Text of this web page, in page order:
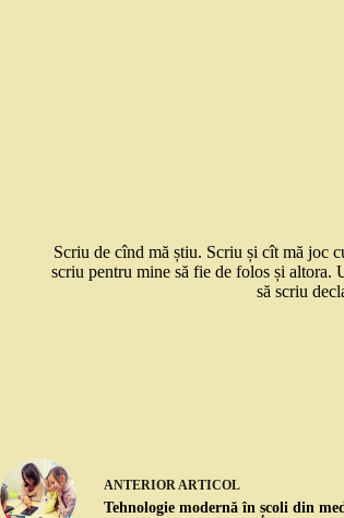
Scriu de cînd mă știu. Scriu și cît mă joc
scriu pentru mine să fie de folos și altora.
să scriu
ANTERIORARTICOL
Tehnologie modernă în școli din